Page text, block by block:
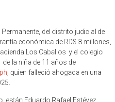
del distrito judicial de
económica de RD$ 8 millones,
Los Caballos y el colegio
la niña de 11 años de
, quien falleció ahogada en una
están Eduardo Rafael Estévez